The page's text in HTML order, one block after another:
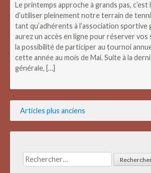
Le printemps approche à grands pas, c’est
d’utiliser pleinement notre terrain de
tant qu’adhérents à l’association sportive
aurez un accès en ligne pour réserver vos
la possibilité de participer au tournoi
cette année au mois de Mai. Suite à la
générale, […]
Navigation
des
Articles plus anciens
Rechercher :